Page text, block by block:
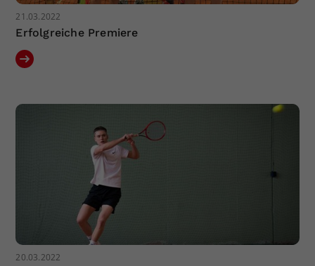
21.03.2022
Erfolgreiche Premiere
20.03.2022